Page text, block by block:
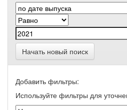
Начать новый поиск
Добавить фильтры:
Используйте фильтры для